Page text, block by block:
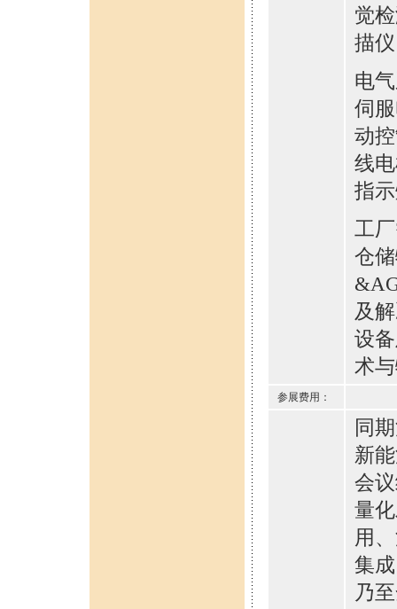
觉
描
电
伺
动
线
指
工
仓
及
设
术
参展费用：
同
新
会
量
用
集
乃